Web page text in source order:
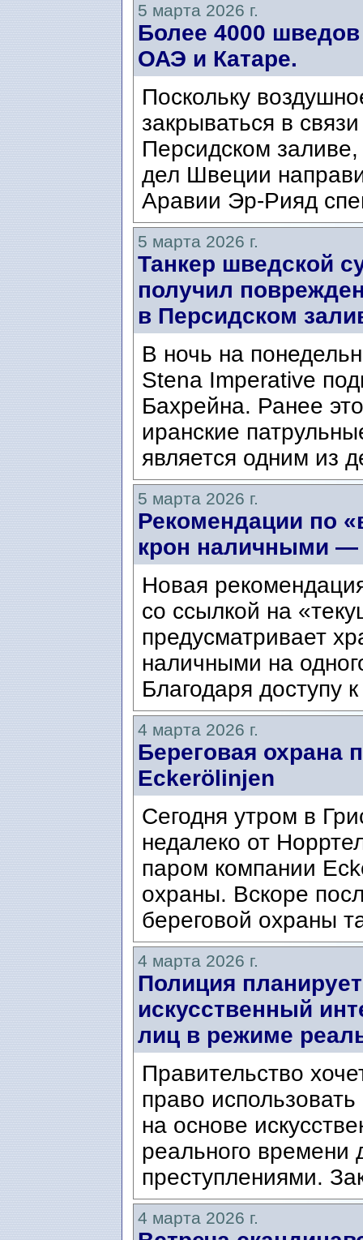
5 марта 2026 г.
Более 4000
ОАЭ и Катаре.
Поскольку
закрываться в
Персидском
дел Швеции
Аравии Эр-Рияд
5 марта 2026 г.
Танкер шведской
получил
в Персидском
В ночь на
Stena Imperative
Бахрейна. Ранее
иранские
является одним из
5 марта 2026 г.
Рекомендации по
крон наличными —
Новая
со ссылкой на
предусматривает
наличными на
Благодаря доступу
4 марта 2026 г.
Береговая охрана
Eckerölinjen
Сегодня утром в
недалеко от
паром компании
охраны. Вскоре
береговой охраны
4 марта 2026 г.
Полиция
искусственный
лиц в режиме
Правительство
право
на основе
реального времени
преступлениями.
4 марта 2026 г.